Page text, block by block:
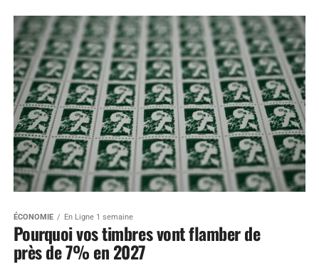
ÉCONOMIE En Ligne 1 semaine
Pourquoi vos timbres vont flamber de
près de 7% en 2027